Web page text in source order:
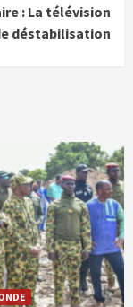
: La télévision
déstabilisation